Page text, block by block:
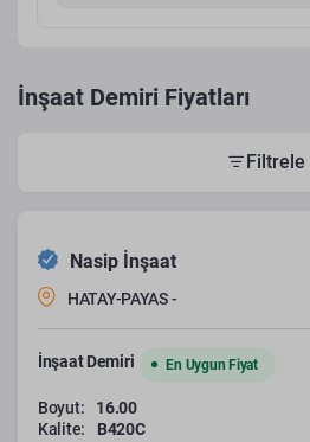
İnşaat Demiri Fiyatları
Filtrele
Nasip İnşaat
HATAY-PAYAS -
İnşaat Demiri En Uygun Fiyat
Boyut:
16.00
Kalite:
B420C